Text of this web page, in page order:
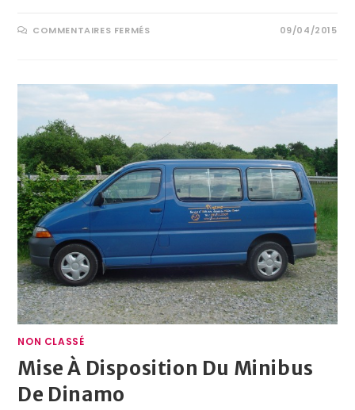
COMMENTAIRES FERMÉS 09/04/2015
NON CLASSÉ
Mise À Disposition Du Minibus
De Dinamo